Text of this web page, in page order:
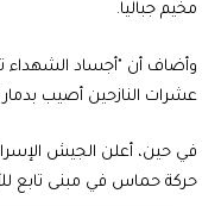
مخيم جباليا.
وأضاف أن "أجساد الشهداء
عشرات النازحين أصيب
في حين، أعلن الجيش
حركة حماس في مبنى تابع